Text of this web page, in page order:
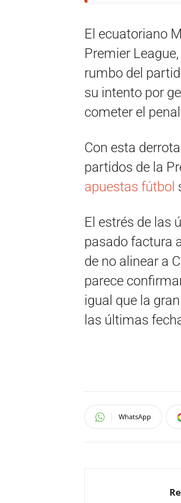
El ecuatoriano
Premier
rumbo del
su intento por
cometer el
Con esta
partidos de la
apuestas fútbol
El estrés de las
pasado factura
de no alinear a
parece
igual que la
las últimas
WhatsApp